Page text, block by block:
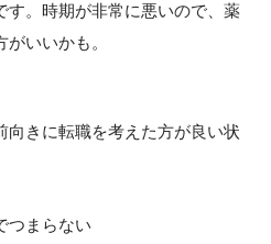
す。時期が非常に悪いので、薬
いいかも。
向きに転職を考えた方が良い状
つまらない